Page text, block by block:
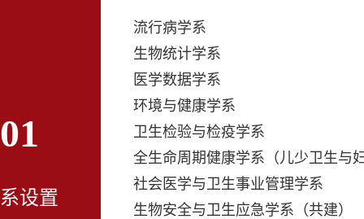
01
设置
流行病学系
生物统计学系
医学数据学系
环境与健康学系
卫生检验与检疫学系
全生命周期健康学系（儿少卫生与
社会医学与卫生事业管理学系
生物安全与卫生应急学系（共建）